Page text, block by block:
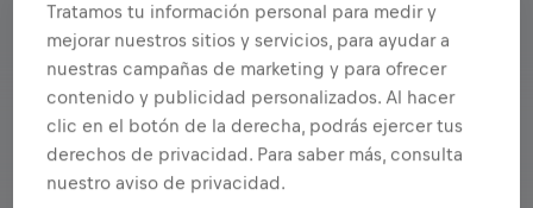
Tratamos tu información personal para medir y
mejorar nuestros sitios y servicios, para ayudar a
nuestras campañas de marketing y para ofrecer
contenido y publicidad personalizados. Al hacer
clic en el botón de la derecha, podrás ejercer tus
derechos de privacidad. Para saber más, consulta
nuestro aviso de privacidad.